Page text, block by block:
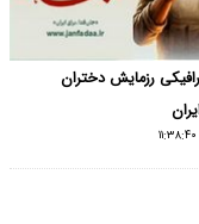
رزمایش دختران